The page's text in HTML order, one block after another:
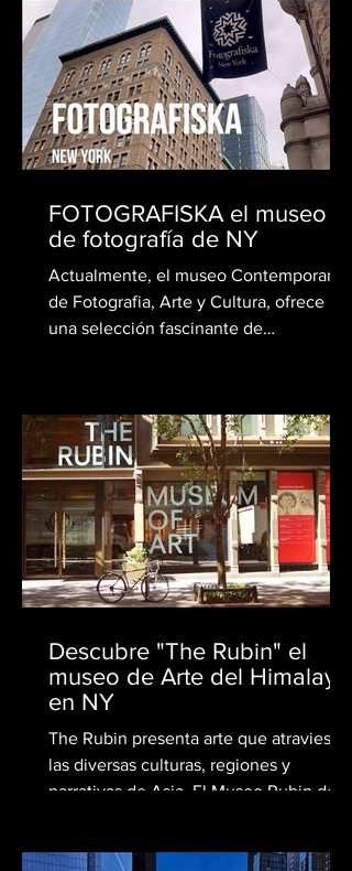
FOTOGRAFISKA el museo
de fotografía de NY
Actualmente, el museo Contemporaneo
de Fotografia, Arte y Cultura, ofrece
una selección fascinante de
Descubre "The Rubin" el
museo de Arte del Himalaya
en NY
The Rubin presenta arte que atraviesa
las diversas culturas, regiones y
narrativas de Asia. El Museo Rubin de